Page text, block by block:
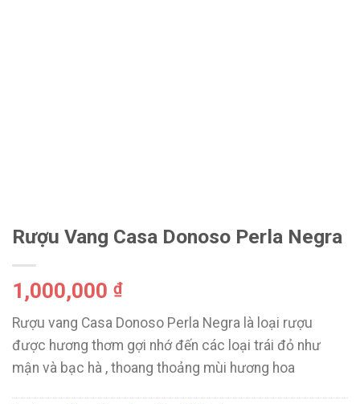
Rượu Vang Casa Donoso Perla Negra
1,000,000 ₫
Rượu vang Casa Donoso Perla Negra là loại rượu
được hương thơm gợi nhớ đến các loại trái đỏ như
mận và bạc hà , thoang thoảng mùi hương hoa